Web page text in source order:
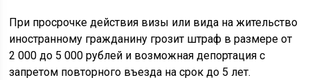
При просрочке действия визы или вида на жительство
иностранному гражданину грозит штраф в размере от
2 000 до 5 000 рублей и возможная депортация с
запретом повторного въезда на срок до 5 лет.